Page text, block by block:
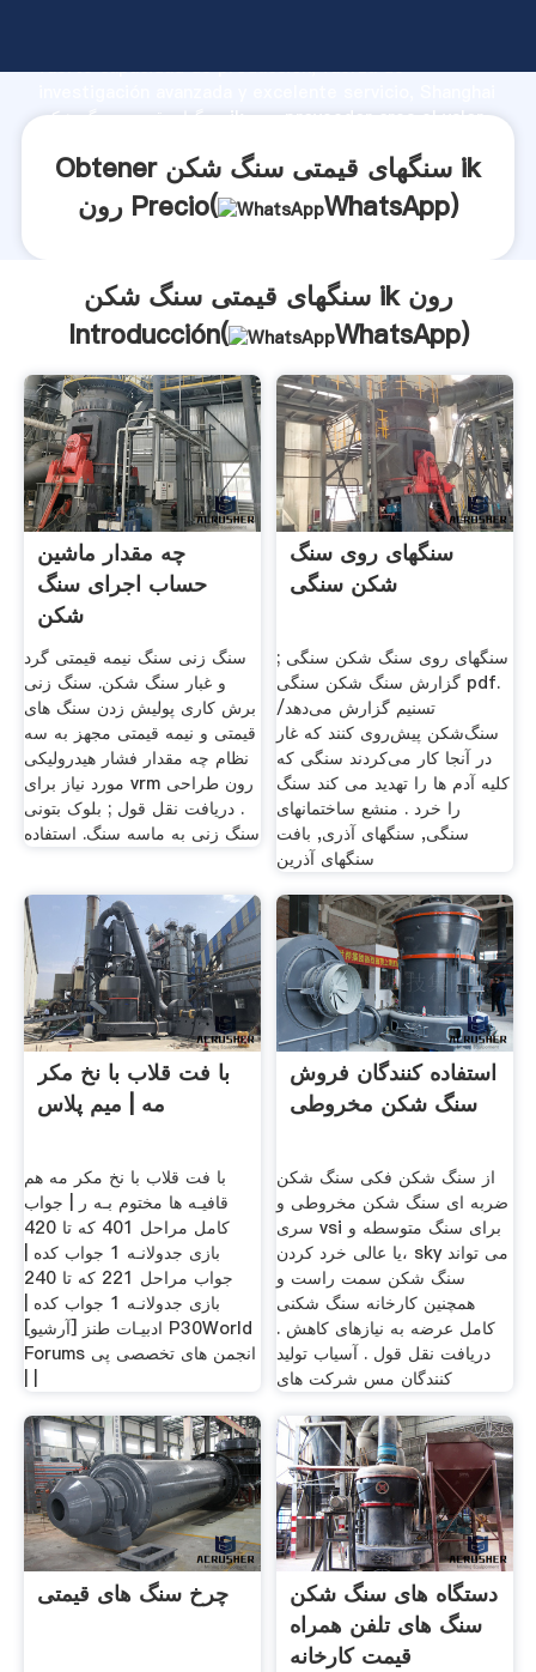
fuerte capacidad de producción, fuerza de
سنگهای قیمتی سنگ شکن ik رون proveedor crea el valor
Obtener سنگهای قیمتی سنگ شکن ik
رون Precio(
WhatsApp)
سنگهای قیمتی سنگ شکن ik رون
Introducción(
WhatsApp)
چه مقدار ماشین
حساب اجرای سنگ
شکن
سنگ زنی سنگ نیمه قیمتی گرد
و غبار سنگ شکن. سنگ زنی
برش کاری پولیش زدن سنگ های
قیمتی و نیمه قیمتی مجهز به سه
نظام چه مقدار فشار هیدرولیکی
مورد نیاز برای vrm رون طراحی
. دریافت نقل قول ; بلوک بتونی
سنگ زنی به ماسه سنگ. استفاده
سنگهای روی سنگ
شکن سنگی
سنگهای روی سنگ شکن سنگی ;
گزارش سنگ شکن سنگی pdf.
تسنیم گزارش می‌دهد/
سنگ‌شکن پیش‌روی کنند که غار
در آنجا کار می‌کردند سنگی که
کلیه آدم ها را تهدید می کند سنگ
را خرد . منشع ساختمانهای
سنگی, سنگهای آذری, بافت
سنگهای آذرین
با فت قلاب با نخ مکر
مه | میم پلاس
با فت قلاب با نخ مکر مه هم
قافیـه ها مختوم بـه ر | جواب
کامل مراحل 401 که تا 420
بازی جدولانـه 1 جواب کده |
جواب مراحل 221 که تا 240
بازی جدولانـه 1 جواب کده |
ادبیـات طنز [آرشيو] P30World
Forums انجمن های تخصصی پی
استفاده کنندگان فروش
سنگ شکن مخروطی
از سنگ شکن فکی سنگ شکن
ضربه ای سنگ شکن مخروطی و
سری vsi برای سنگ متوسطه و
یا عالی خرد کردن، sky می تواند
سنگ شکن سمت راست و
همچنین کارخانه سنگ شکنی
کامل عرضه به نیازهای کاهش .
دریافت نقل قول . آسیاب تولید
کنندگان مس شرکت های
چرخ سنگ های قیمتی
دستگاه های سنگ شکن
سنگ های تلفن همراه
قیمت کارخانه